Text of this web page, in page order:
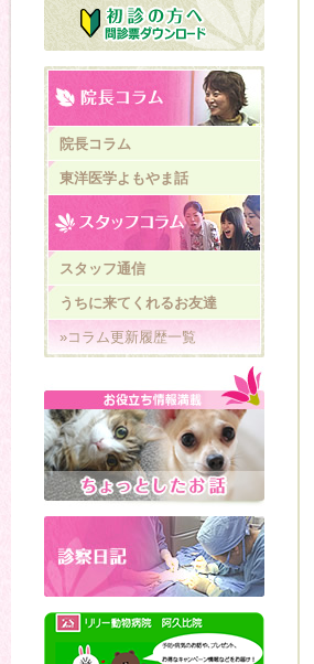
院長コラム
東洋医学よもやま話
スタッフ通信
うちに来てくれるお友達
»コラム更新履歴一覧